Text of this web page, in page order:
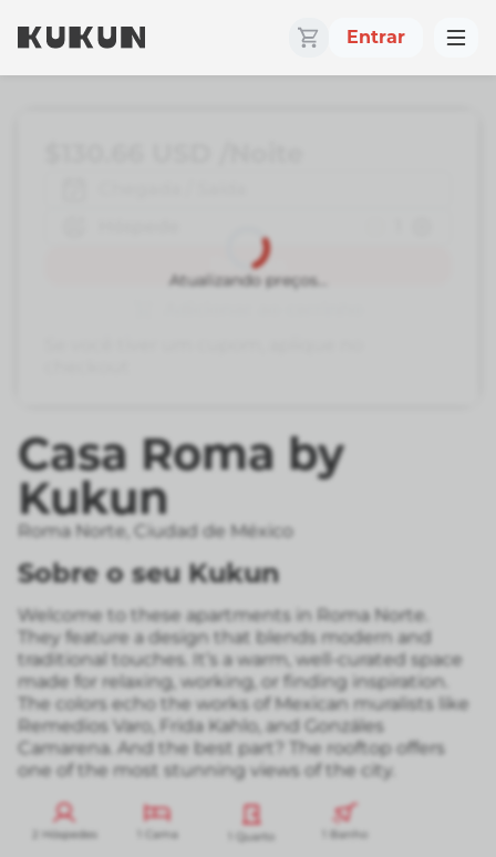
Entrar
Casa Roma by
Kukun
Roma Norte Ciudad de México
Sobre o seu Kukun
Welcome to these apartments in Roma Norte.
They feature a design that blends modern and
traditional touches. It’s a warm, well-curated space
made for relaxing, working, or finding inspiration.
The colors echo the works of Mexican muralists like
Remedios Varo, Frida Kahlo, and Gonzáles
Camarena. And the best part? The rooftop offers
one of the most stunning views of the city.
2 Hóspedes 1 Cama 1 Quarto 1 Banho
Atualizando preços...
Reserva